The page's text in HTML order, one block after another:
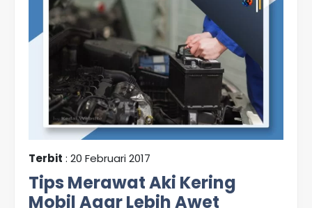
Terbit : 20 Februari 2017
Tips Merawat Aki Kering
Mobil Agar Lebih Awet